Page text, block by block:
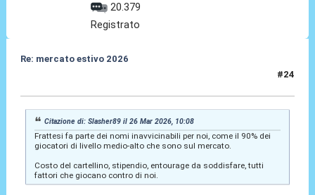
20.379
Registrato
Re: mercato estivo 2026
#24
Citazione di: Slasher89 il 26 Mar 2026, 10:08
Frattesi fa parte dei nomi inavvicinabili per noi, come il 90% dei
giocatori di livello medio-alto che sono sul mercato.
Costo del cartellino, stipendio, entourage da soddisfare, tutti
fattori che giocano contro di noi.